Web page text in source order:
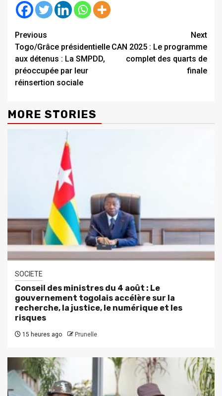
Continue
Reading
Previous
Togo/Grâce présidentielle
aux détenus : La SMPDD,
préoccupée par leur
réinsertion sociale
Next
CAN 2025 : Le programme
complet des quarts de
finale
MORE STORIES
SOCIETE
Conseil des ministres du 4 août : Le
gouvernement togolais accélère sur la
recherche, la justice, le numérique et les
risques
15 heures ago Prunelle